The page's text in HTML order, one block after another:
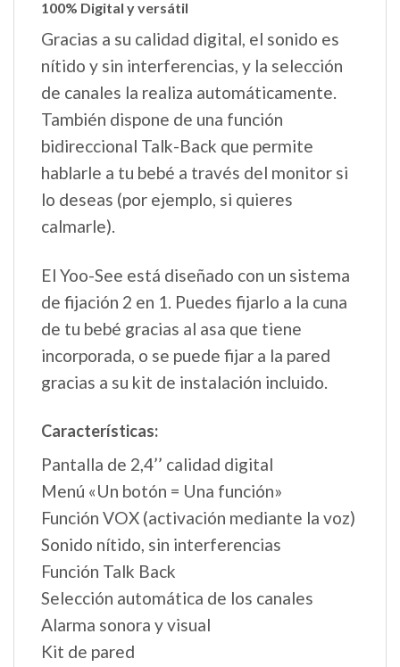
100% Digital y versátil
Gracias a su calidad digital, el sonido es
nítido y sin interferencias, y la selección
de canales la realiza automáticamente.
También dispone de una función
bidireccional Talk-Back que permite
hablarle a tu bebé a través del monitor si
lo deseas (por ejemplo, si quieres
calmarle).
El Yoo-See está diseñado con un sistema
de fijación 2 en 1. Puedes fijarlo a la cuna
de tu bebé gracias al asa que tiene
incorporada, o se puede fijar a la pared
gracias a su kit de instalación incluido.
Características:
Pantalla de 2,4’’ calidad digital
Menú «Un botón = Una función»
Función VOX (activación mediante la voz)
Sonido nítido, sin interferencias
Función Talk Back
Selección automática de los canales
Alarma sonora y visual
Kit de pared